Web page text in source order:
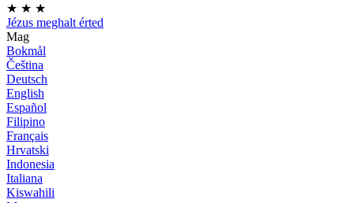
★ ★ ★
Jézus meghalt érted
Mag
Bokmål
Čeština
Deutsch
English
Español
Filipino
Français
Hrvatski
Indonesia
Italiana
Kiswahili